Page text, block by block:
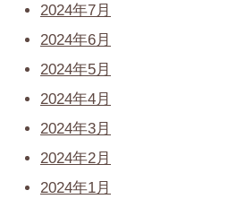
2024年7月
2024年6月
2024年5月
2024年4月
2024年3月
2024年2月
2024年1月